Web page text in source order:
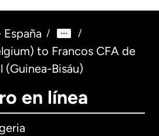
/ /
to Francos CFA de
Bisáu)
en línea